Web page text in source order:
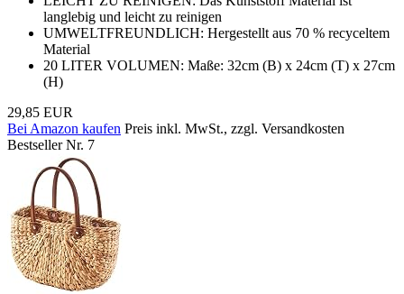
langlebig und leicht zu reinigen
UMWELTFREUNDLICH: Hergestellt aus 70 % recyceltem
Material
20 LITER VOLUMEN: Maße: 32cm (B) x 24cm (T) x 27cm
(H)
29,85 EUR
Bei Amazon kaufen Preis inkl. MwSt., zzgl. Versandkosten
Bestseller Nr. 7